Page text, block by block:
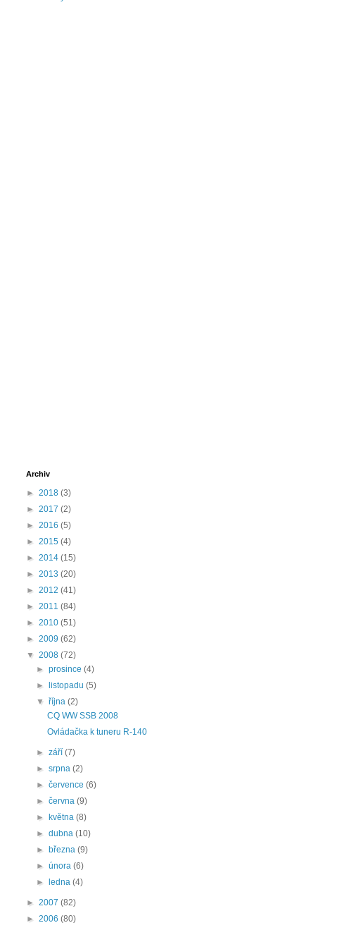
Archiv
► 2018 (3)
► 2017 (2)
► 2016 (5)
► 2015 (4)
► 2014 (15)
► 2013 (20)
► 2012 (41)
► 2011 (84)
► 2010 (51)
► 2009 (62)
▼ 2008 (72)
►prosince(4)
►
listopadu(5)
▼října(2)
CQ WW SSB 2008
Ovládačka k tuneru R-140
►září(7)
►srpna(2)
►července(6)
►června(9)
►
května(8)
►dubna(10)
► března(9)
►února(6)
►
ledna(4)
► 2007 (82)
► 2006 (80)